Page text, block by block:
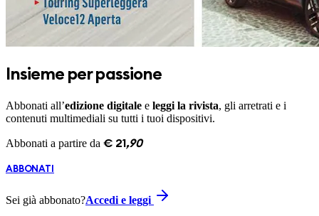
Insieme per passione
Abbonati all’edizione digitale e leggi la rivista, gli arretrati e i
contenuti multimediali su tutti i tuoi dispositivi.
Abbonati a partire da € 21 ,90
ABBONATI
Sei già abbonato?Accedi e leggi